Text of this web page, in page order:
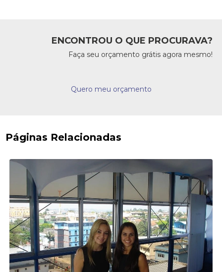
ENCONTROU O QUE PROCURAVA?
Faça seu orçamento grátis agora mesmo!
Quero meu orçamento
Páginas Relacionadas